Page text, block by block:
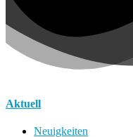
Aktuell
Neuigkeiten